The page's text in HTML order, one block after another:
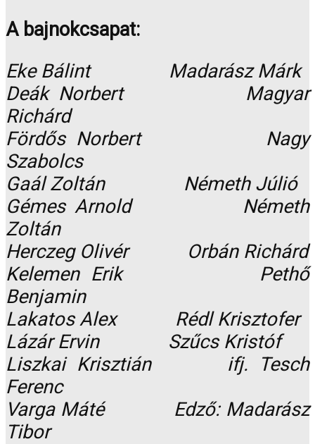
A bajnokcsapat:
Eke Bálint Madarász Márk
Deák Norbert Magyar
Richárd
Fördős Norbert Nagy
Szabolcs
Gaál Zoltán Németh Júlió
Gémes Arnold Németh
Zoltán
Herczeg Olivér Orbán Richárd
Kelemen Erik Pethő
Benjamin
Lakatos Alex Rédl Krisztofer
Lázár Ervin Szűcs Kristóf
Liszkai Krisztián ifj. Tesch
Ferenc
Varga Máté Edző: Madarász
Tibor